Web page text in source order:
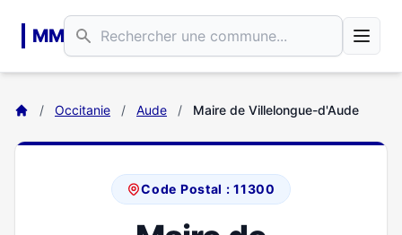
MM
/ Occitanie / Aude / Maire de Villelongue-d'Aude
Code Postal : 11300